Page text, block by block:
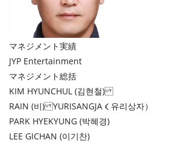
マネジメント実績
JYP Entertainment
マネジメント総括
KIM HYUNCHUL (김현철)
RAIN (비) YURISANGJA（유리상자）
PARK HYEKYUNG (박혜경)
LEE GICHAN (이기찬)